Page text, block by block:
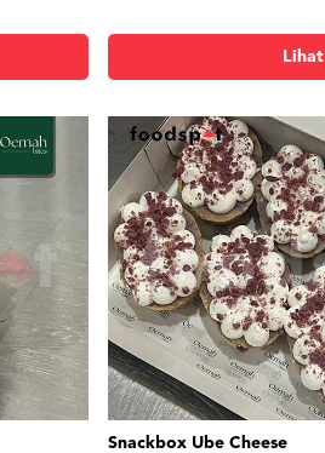
Lihat
Snackbox Ube Cheese